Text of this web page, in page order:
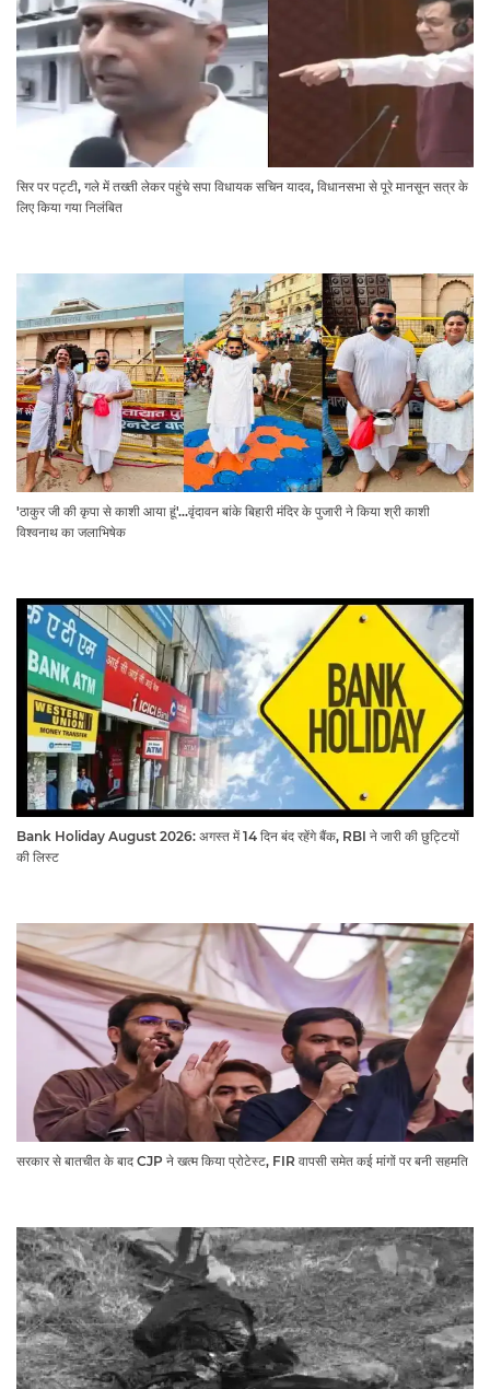
सिर पर पट्टी, गले में तख्ती लेकर पहुंचे सपा विधायक सचिन यादव, विधानसभा से पूरे मानसून सत्र के
लिए किया गया निलंबित
'ठाकुर जी की कृपा से काशी आया हूं'...वृंदावन बांके बिहारी मंदिर के पुजारी ने किया श्री काशी
विश्वनाथ का जलाभिषेक
Bank Holiday August 2026: अगस्त में 14 दिन बंद रहेंगे बैंक, RBI ने जारी की छुट्टियों
की लिस्ट​​​​​​​
सरकार से बातचीत के बाद CJP ने खत्म किया प्रोटेस्ट, FIR वापसी समेत कई मांगों पर बनी सहमति